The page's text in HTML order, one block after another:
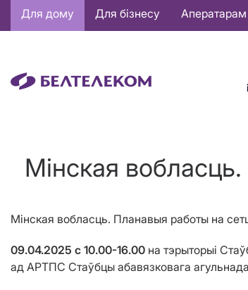
Основная
навигация
Для дому Для бізнесу Аператарам
Мінская
Мінская вобласць. Планавыя работы на
09.04.2025 с 10.00-16.00 на тэрыторыі
ад АРТПС Стаўбцы абавязковага